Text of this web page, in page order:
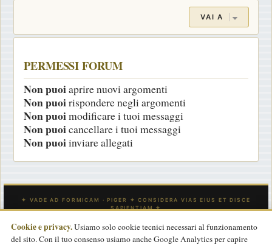
VAI A
PERMESSI FORUM
Non puoiaprire nuovi argomenti
Non puoirispondere negli argomenti
Non puoimodificare i tuoi messaggi
Non puoicancellare i tuoi messaggi
Non puoiinviare allegati
INDICE Tutti gli orari sonoUTC
CONTATTACI
Cookie e privacy.Usiamo solo cookie tecnici necessari al funzionamento
del sito. Con il tuo consenso usiamo anche Google Analytics per capire